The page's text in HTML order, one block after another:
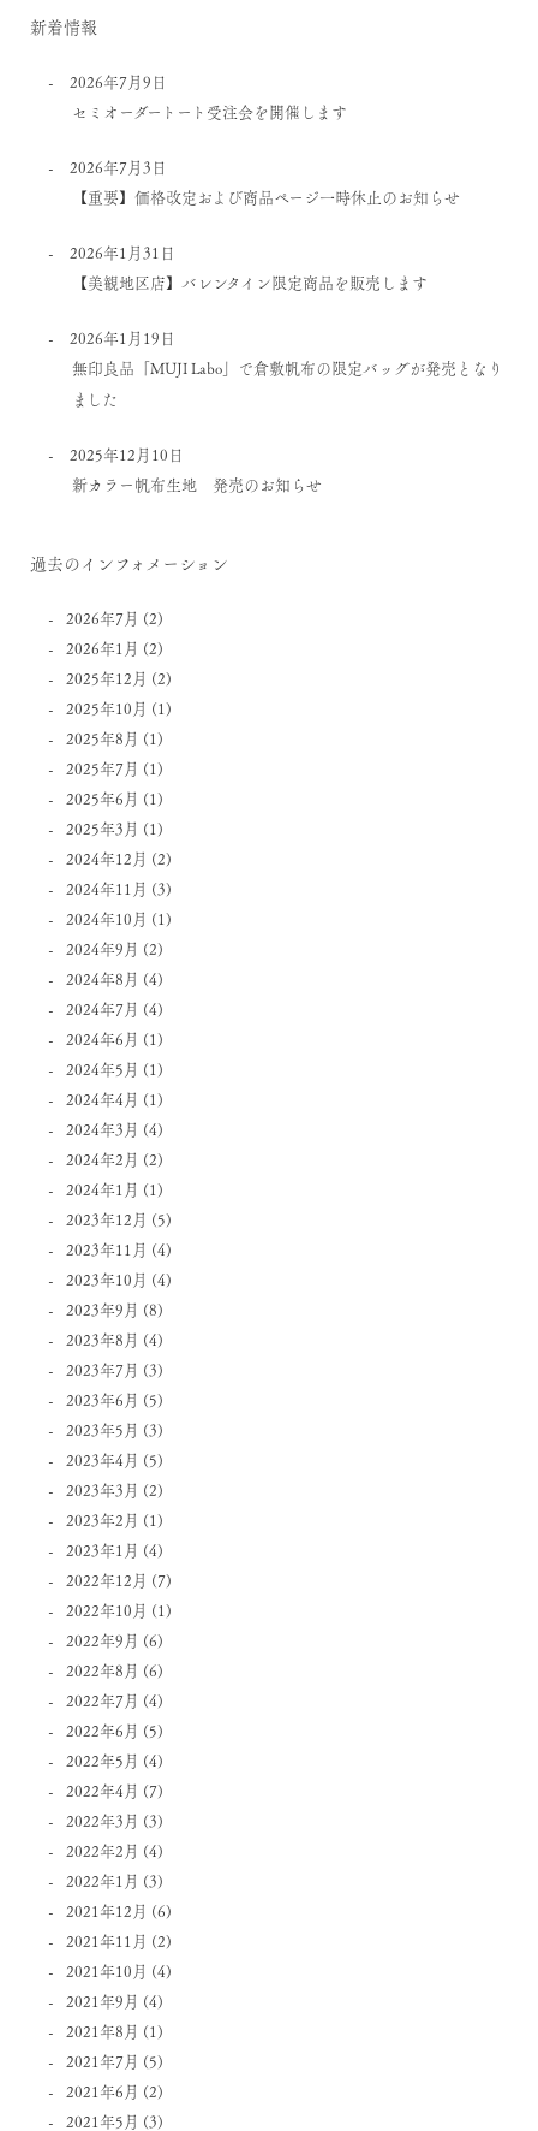
新着情報
2026年7月9日
セミオーダートート受注会を開催します
2026年7月3日
【重要】価格改定および商品ページ一時休止のお知らせ
2026年1月31日
【美観地区店】バレンタイン限定商品を販売します
2026年1月19日
無印良品「MUJI Labo」で倉敷帆布の限定バッグが発売となり
ました
2025年12月10日
新カラー帆布生地 発売のお知らせ
過去のインフォメーション
2026年7月 (2)
2026年1月 (2)
2025年12月 (2)
2025年10月 (1)
2025年8月 (1)
2025年7月 (1)
2025年6月 (1)
2025年3月 (1)
2024年12月 (2)
2024年11月 (3)
2024年10月 (1)
2024年9月 (2)
2024年8月 (4)
2024年7月 (4)
2024年6月 (1)
2024年5月 (1)
2024年4月 (1)
2024年3月 (4)
2024年2月 (2)
2024年1月 (1)
2023年12月 (5)
2023年11月 (4)
2023年10月 (4)
2023年9月 (8)
2023年8月 (4)
2023年7月 (3)
2023年6月 (5)
2023年5月 (3)
2023年4月 (5)
2023年3月 (2)
2023年2月 (1)
2023年1月 (4)
2022年12月 (7)
2022年10月 (1)
2022年9月 (6)
2022年8月 (6)
2022年7月 (4)
2022年6月 (5)
2022年5月 (4)
2022年4月 (7)
2022年3月 (3)
2022年2月 (4)
2022年1月 (3)
2021年12月 (6)
2021年11月 (2)
2021年10月 (4)
2021年9月 (4)
2021年8月 (1)
2021年7月 (5)
2021年6月 (2)
2021年5月 (3)